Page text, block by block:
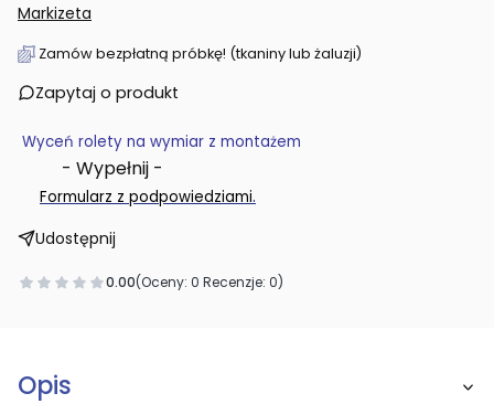
Markizeta
Zamów bezpłatną próbkę! (tkaniny lub żaluzji)
Zapytaj o produkt
Wyceń rolety na wymiar z montażem
- Wypełnij -
Formularz z podpowiedziami.
Udostępnij
0.00(Oceny: 0 Recenzje: 0)
Opis